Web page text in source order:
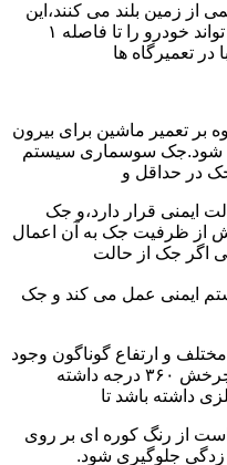
از زمین بلند می کنند،این
درحالی است که جک سوسماری می تواند خودرو را تا فاصله ۱
تعمیرگاه ها
بر تعمیر ماشین برای بیرون
می شود.جک سوسماری سیستم
در حداقل و
ایمنی قرار دارد،و جک
از ظرفیت جک به آن اعمال
اگر جک از حالت
ایمنی عمل می کند و جک
و ارتفاع گوناگون وجود
دارد.یک جک سوسماری باید دسته با چرخش ۳۶۰ درجه داشته
داشته باشد تا
است از رنگ کوره ای بر روی
زدگی جلوگیری شود.